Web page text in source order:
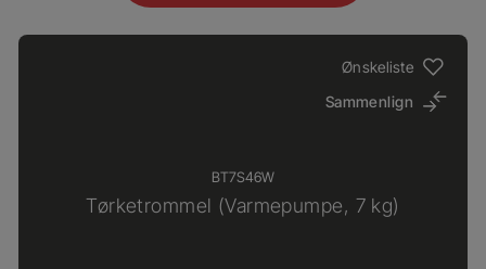
Ønskeliste
Sammenlign
BT7S46W
Tørketrommel (Varmepumpe, 7 kg)